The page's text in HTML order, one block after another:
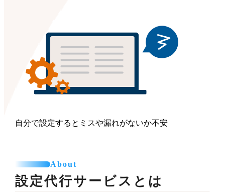
自分で設定するとミスや漏れがないか不安
About
設定代行サービスとは